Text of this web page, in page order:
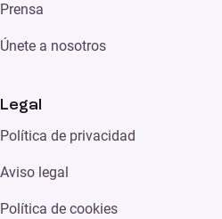
Prensa
Únete a nosotros
Legal
Política de privacidad
Aviso legal
Política de cookies